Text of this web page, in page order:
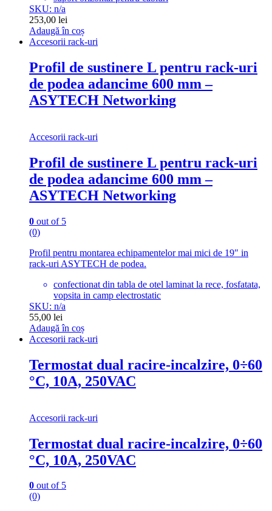
SKU: n/a
253,00 lei
Adaugă în coș
Accesorii rack-uri
Profil de sustinere L pentru rack-uri
de podea adancime 600 mm –
ASYTECH Networking
Accesorii rack-uri
Profil de sustinere L pentru rack-uri
de podea adancime 600 mm –
ASYTECH Networking
0 out of 5
(0)
Profil pentru montarea echipamentelor mai mici de 19″ in
rack-uri ASYTECH de podea.
confectionat din tabla de otel laminat la rece, fosfatata,
vopsita in camp electrostatic
SKU: n/a
55,00 lei
Adaugă în coș
Accesorii rack-uri
Termostat dual racire-incalzire, 0÷60
°C, 10A, 250VAC
Accesorii rack-uri
Termostat dual racire-incalzire, 0÷60
°C, 10A, 250VAC
0 out of 5
(0)